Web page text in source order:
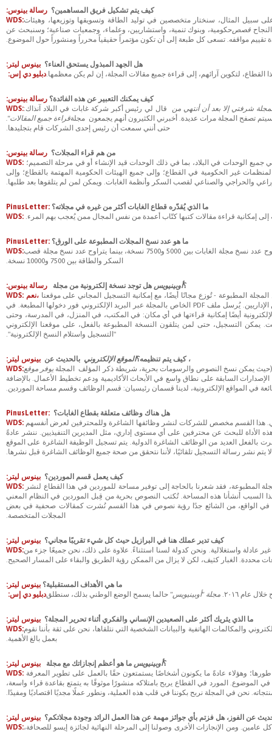
رسالة بينوس: كيف يتم تشكيل فريق المساهمين؟
WDS:المثال، سنختار متخصصين في توليد الطاقة وتسويقها وتوزيعها، وهيئات
حكومية، وبنوك تنمية، واستشاريين، وعلماء، وجمعيات صناعية؛ وسنبحث عنقصص
تقييم مواقفه. تسعى كل طبعة إلى أن تكون مؤتمراً حقيقياً محرراً ومنشوراً حول الموضوع.
بينوس ليتر: هل الجهد المبذول يستحق العناء؟
دبليو دي إس:لتكوين آرائهم، إلى قراءة جميع مقالات المجلة، إن لم يكن معظمها.
رسالة بينوس: كيف يمكنك التعبير عن هذه الفائدة؟
WDS:قال لي رئيس أكبر شركة غابات في البلاد آنذاك: شرفتي إلا بعد أن أنتهي من
قراءة جميع المقالات".تصفح المجلة مرات عديدة. أخبرني الكثيرون أنهم يجمعون مجلة
حتى أنني سمعت أن رئيس إحدى الشركات قام بتجليدها.
رسالة بينوس: من هم قراء المجلات؟
WDS: الوحدات في البلاد، بما في ذلك الوحدات قيد الإنشاء أو في مرحلة التصميم؛
غير الحكومية في القطاع؛ وإلى جميع الهيئات الحكومية المهتمة بالقطاع؛ وإلى
والحراجي والصناعي لقصب السكر وأنظمة الغابات. ويمكن لمن لم يتلقوها بعد طلبها.
PinusLetter: ما الذي يُقدّره قطاع الغابات أكثر من غيره في مجلاته؟
WDS: إلى إمكانية قراءة مقالات كتبها كتّاب أعمدة من نفس المجال ممن يُعجب بهم المرء.
PinusLetter: ما هو عدد نسخ المجلات المطبوعة على الورق؟
WDS:يختلف عدد نسخ المجلات المطبوعة حسب الحدث المرتبط بها، مثل المعارض والمؤتمرات. يتراوح عدد نسخ مجلة الغابات بين 5000 و7500 نسخة، بينما يتراوح عدد نسخ مجلة قصب
السكر والطاقة بين 7500 و10000 نسخة.
رسالة بينوس: هل توجد نسخة إلكترونية من مجلة أوبينيويس؟
WDS: نعم، المطبوعة - تُوزع مجانًا أيضًا، مع إمكانية التسجيل المجاني على موقعنا
العدد الهائل من الطلبات التي نتلقاها من المنتجين الصغار والطلاب وطلاب الدكتوراه والموظفين الإداريين. يُرسل ملف PDF الخاص بالمجلة عبر البريد الإلكتروني فور دخولها المطبعة. في
أيضًا إمكانية قراءتها في أي مكان: في المكتب، في المنزل، في المدرسة، وحتى
يمكن التسجيل، حتى لمن يتلقون النسخة المطبوعة بالفعل، على موقعنا الإلكتروني
"التسجيل واستلام النسخ الإلكترونية".
بينوس ليتر: بالحديث عن الموقع الإلكتروني، كيف يتم تنظيمه؟
WDS:يوفر موقع المجلة(حيث يمكن نسخ النصوص والرسومات بحرية، شريطة ذكر المؤلف
السابقة على نطاق واسع في الأبحاث الأكاديمية ودعم تخطيط الأعمال. بالإضافة
في المواقع الإلكترونية، لدينا قسمان رئيسيان: قسم الوظائف وقسم مساحة الموردين.
PinusLetter: هل هناك وظائف متعلقة بقطاع الغابات؟
WDS: هذا القسم مخصص للشركات لنشر وظائفها الشاغرة وللمحترفين لعرض أنفسهم
للبحث عن محترفين على أي مستوى إداري، مثل المديرين التنفيذيين. ننشر عادةً
بالفعل العديد من الوظائف الشاغرة الدولية. يتم تسجيل الوظيفة الشاغرة على الموقع
يتم نشر رسالة التسجيل تلقائيًا، لأننا نتحقق من صحة جميع الوظائف الشاغرة قبل نشرها.
بينوس ليتر: كيف يعمل قسم الموردين؟
WDS: المطبوعة، فقد شعرنا بالحاجة إلى توفير مساحة للموردين في هذا القطاع لنشر
السبب أنشأنا هذه المساحة. تُكتب النصوص بحرية من قِبل الموردين في النظام المعني
الواقع، من الشائع جدًا رؤية نصوص في هذا القسم نُشرت كمقالات صحفية في بعض
المجلات المتخصصة.
بينوس ليتر: كيف تدير عملك هنا في البرازيل حيث كل شيء تقريبًا مجاني؟
WDS:عادلة واستغلالية. ونحن كدولة لسنا استثناءً. علاوة على ذلك، نحن جميعًا جزء من
محددة. الغبار كثيف، لكن لا يزال من الممكن رؤية الطريق والبقاء على المسار الصحيح.
بينوس ليتر: ما هي الأهداف المستقبلية؟
دبليو دي إس:حالما يسمح الوضع الوطني بذلك، سنطلق مجلة "أوبينيويس" عام ٢٠١٦.
بينوس ليتر: ما الذي يثريك أكثر على الصعيدين الإنساني والفكري أثناء تحرير المجلة؟
WDS:والمكالمات الهاتفية والبيانات الشخصية التي نتلقاها، نحن على ثقة بأننا نقوم
بعمل بالغ الأهمية.
بينوس ليتر: ما هو أعظم إنجازاتك مع مجلة أوبينيويس؟
WDS: وهؤلاء عادةً ما يكونون أشخاصًا يستمتعون حقًا بالعمل على تطوير المعرفة
الموضوع. المورد في القطاع يربح بامتلاكه منشورًا موثوقًا به يتمتع بقاعدة قراء واسعة،
نحن في المجلة نربح بكوننا في قلب هذه العملية، ونطور عملًا مجديًا اقتصاديًا ومفيدًا.
بينوس ليتر: عن الفوز، هل فزتم بأي جوائز مهمة عن هذا العمل الرائد وجودة مجلاتكم؟
WDS:هذا القطاع كل عامين. ومن الإنجازات الأخرى وصولنا إلى المرحلة النهائية لجائزة إيسو للصحافة،